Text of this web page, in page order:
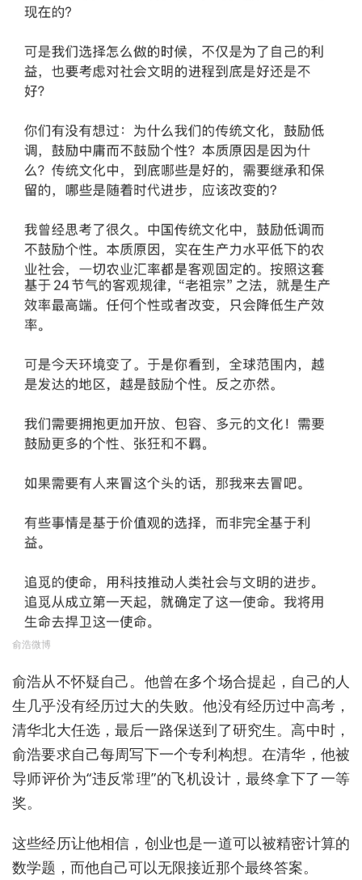
俞浩微博
俞浩从不怀疑自己。他曾在多个场合提起，自己的人
生几乎没有经历过大的失败。他没有经历过中高考，
清华北大任选，最后一路保送到了研究生。高中时，
俞浩要求自己每周写下一个专利构想。在清华，他被
导师评价为“违反常理”的飞机设计，最终拿下了一等
奖。
这些经历让他相信，创业也是一道可以被精密计算的
数学题，而他自己可以无限接近那个最终答案。